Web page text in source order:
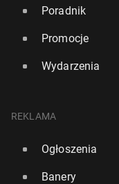
Poradnik
Promocje
Wydarzenia
REKLAMA
Ogłoszenia
Banery